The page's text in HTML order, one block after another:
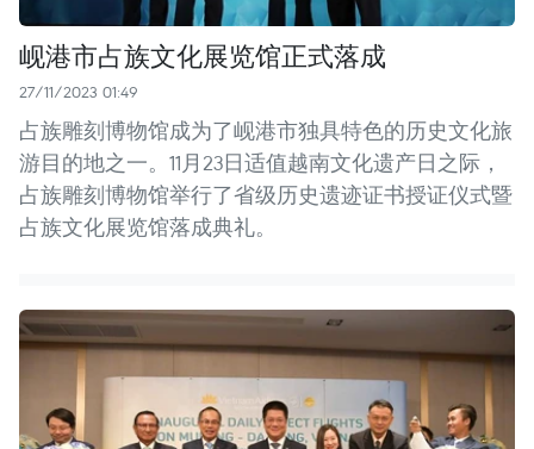
岘港市占族文化展览馆正式落成
27/11/2023 01:49
占族雕刻博物馆成为了岘港市独具特色的历史文化旅
游目的地之一。11月23日适值越南文化遗产日之际，
占族雕刻博物馆举行了省级历史遗迹证书授证仪式暨
占族文化展览馆落成典礼。